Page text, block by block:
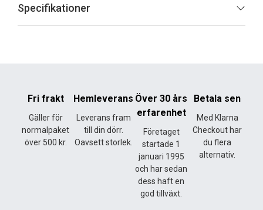
Specifikationer
Fri frakt
Gäller för
normalpaket
över 500 kr.
Hemleverans
Leverans fram
till din dörr.
Oavsett storlek.
Över 30 års
erfarenhet
Företaget
startade 1
januari 1995
och har sedan
dess haft en
god tillväxt.
Betala sen
Med Klarna
Checkout har
du flera
alternativ.